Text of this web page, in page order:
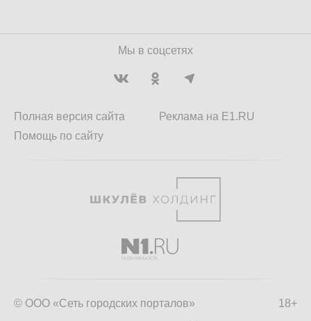
Мы в соцсетях
Полная версия сайта
Помощь по сайту
Реклама на E1.RU
18+
© ООО «Сеть городских порталов»